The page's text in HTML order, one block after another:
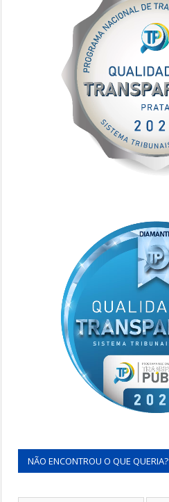
NÃO ENCONTROU O QUE QUERIA?